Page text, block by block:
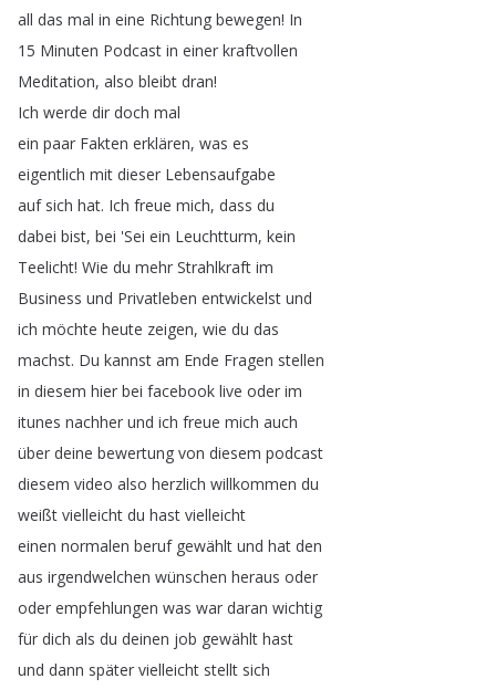
all das mal in eine Richtung bewegen! In
15 Minuten Podcast in einer kraftvollen
Meditation, also bleibt dran!
Ich werde dir doch mal
ein paar Fakten erklären, was es
eigentlich mit dieser Lebensaufgabe
auf sich hat. Ich freue mich, dass du
dabei bist, bei 'Sei ein Leuchtturm, kein
Teelicht! Wie du mehr Strahlkraft im
Business und Privatleben entwickelst und
ich möchte heute zeigen, wie du das
machst. Du kannst am Ende Fragen stellen
in diesem hier bei facebook live oder im
itunes nachher und ich freue mich auch
über deine bewertung von diesem podcast
diesem video also herzlich willkommen du
weißt vielleicht du hast vielleicht
einen normalen beruf gewählt und hat den
aus irgendwelchen wünschen heraus oder
oder empfehlungen was war daran wichtig
für dich als du deinen job gewählt hast
und dann später vielleicht stellt sich